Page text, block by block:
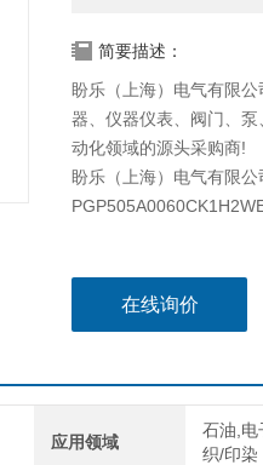
简要描述：
盼乐（上海）电气有限
器、仪器仪表、阀门、
动化领域的源头采购商!
盼乐（上海）电气有限
在线询价
应用领域
石油,电
织/印染